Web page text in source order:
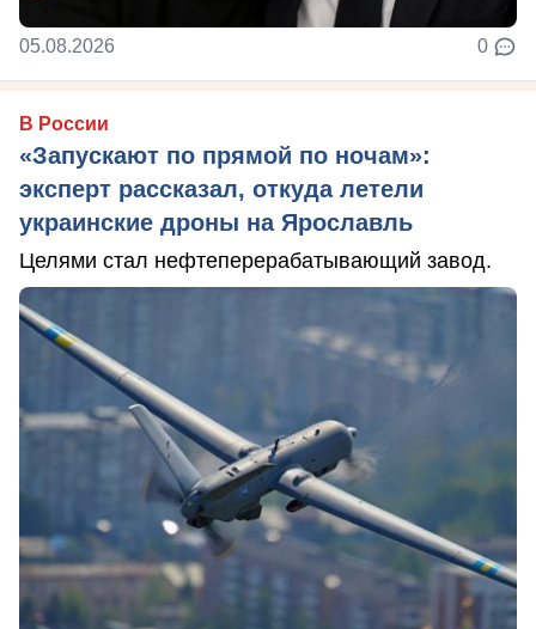
05.08.2026 0
В России
«Запускают по прямой по ночам»:
эксперт рассказал, откуда летели
украинские дроны на Ярославль
Целями стал нефтеперерабатывающий завод.